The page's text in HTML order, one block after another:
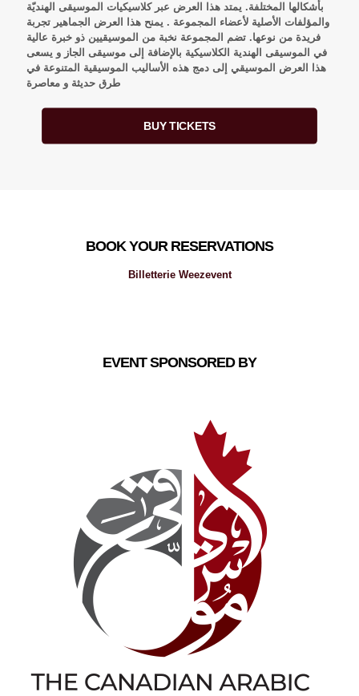
بأشكالها المختلفة. يمتد هذا العرض عبر كلاسيكيات الموسيقى الهنديّة
والمؤلفات الأصلية لأعضاء المجموعة . يمنح هذا العرض الجماهير تجربة
فريدة من نوعها. تضم المجموعة نخبة من الموسيقيين ذو خبرة عالية
في الموسيقى الهندية الكلاسيكية بالإضافة إلى موسيقى الجاز و يسعى
هذا العرض الموسيقي إلى دمج هذه الأساليب الموسيقية المتنوعة في
طرق حديثة و معاصرة
BUY TICKETS
BOOK YOUR RESERVATIONS
Billetterie Weezevent
EVENT SPONSORED BY